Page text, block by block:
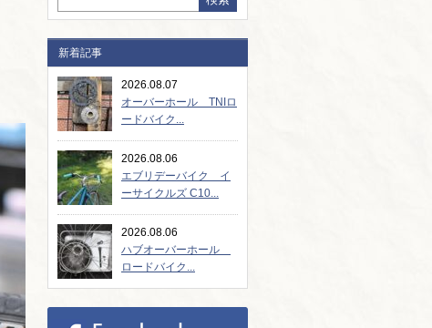
新着記事
2026.08.07
オーバーホール TNIロ
ードバイク...
2026.08.06
エブリデーバイク イ
ーサイクルズ C10...
2026.08.06
ハブオーバーホール
ロードバイク...